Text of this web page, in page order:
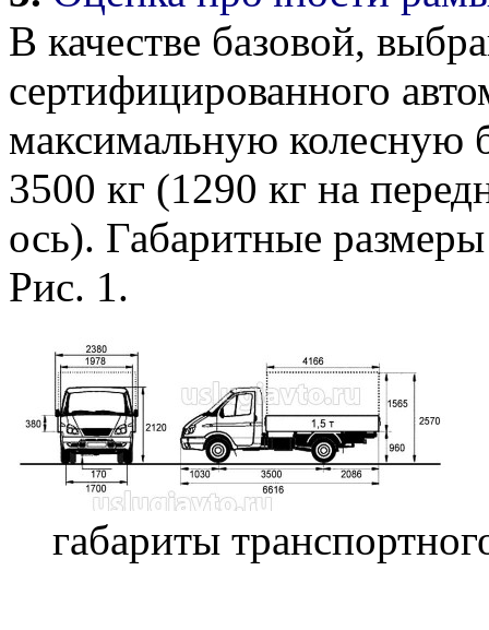
В качестве базовой,
сертифицированного
максимальную колесную
3500 кг (1290 кг на
ось). Габаритные
Рис. 1.
габариты